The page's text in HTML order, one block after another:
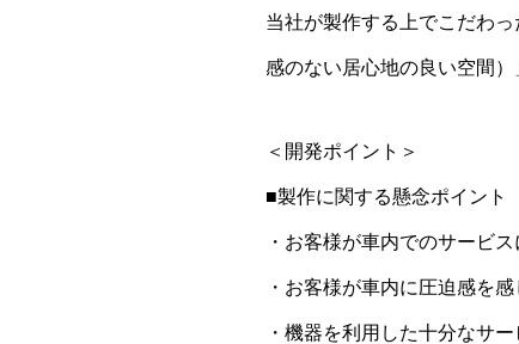
当社が製作する上でこだわ
感のない居心地の良い空間
＜開発ポイント＞
■製作に関する懸念ポイント
・お客様が車内でのサービ
・お客様が車内に圧迫感を感
・機器を利用した十分なサ